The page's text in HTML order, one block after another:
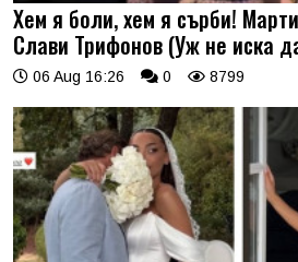
Хем я боли, хем я сърби!
Слави Трифонов (Уж не иска
06 Aug 16:26 0 8799